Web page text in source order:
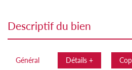
descriptif du bien
Général Détails +